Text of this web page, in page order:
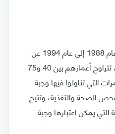
وتضمنت الدراسة بيانات من عام 1988 إلى عام 1994 عن
6550 من البالغين الأمريكيين، تتراوح أعمارهم بين 40 و75
التي تناولوا فيها وجبة
الصحة والتغذية، وتتيح
التي يمكن اعتبارها وجبة